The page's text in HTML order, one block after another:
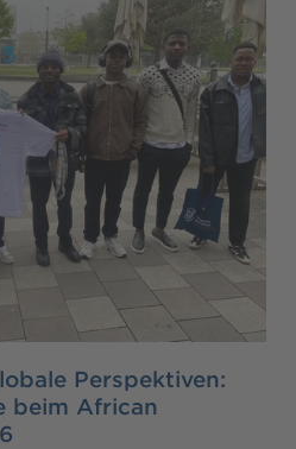
Perspektiven:
beim African